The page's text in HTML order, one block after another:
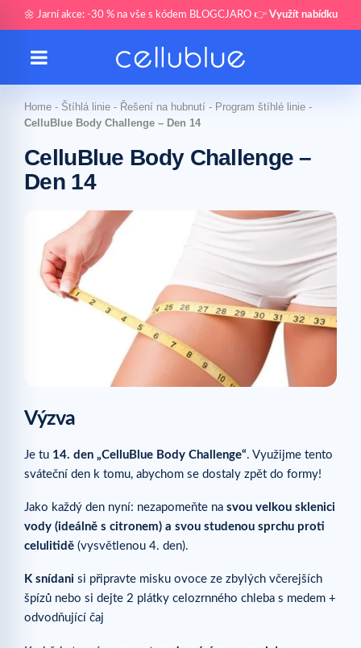
🌼 Jarní akce: -30 % na vše s kódem BLOGCJARO 👉 Využít nabídku
Home - Štíhlá linie - Řešení na hubnutí - Program štíhlé linie -
CelluBlue Body Challenge – Den 14
CelluBlue Body Challenge –
Den 14
Výzva
Je tu 14. den „CelluBlue Body Challenge“. Využijme tento
sváteční den k tomu, abychom se dostaly zpět do formy!
Jako každý den nyní: nezapomeňte na svou velkou sklenici
vody (ideálně s citronem) a svou studenou sprchu proti
celulitidě (vysvětlenou 4. den).
K snídani si připravte misku ovoce ze zbylých včerejších
špízů nebo si dejte 2 plátky celozrnného chleba s medem +
odvodňující čaj